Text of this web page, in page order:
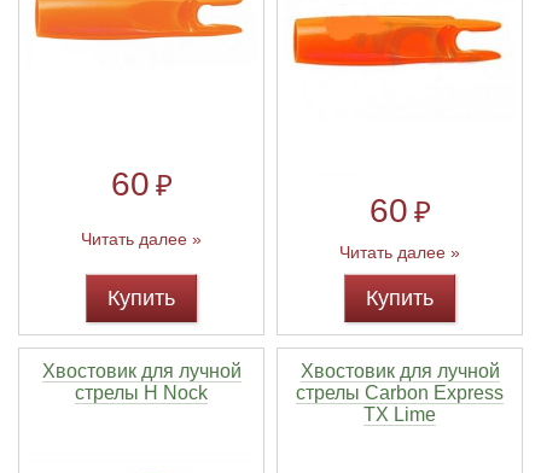
60 ₽
Читать далее »
Купить
60 ₽
Читать далее »
Купить
Хвостовик для лучной
стрелы H Nock
Хвостовик для лучной
стрелы Carbon Express
TX Lime